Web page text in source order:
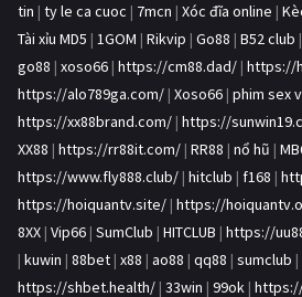
tin | ty le ca cuoc | 7mcn | Xóc đĩa online |
Tài xỉu MD5 | 1GOM | Rikvip | Go88 | B52 club |
go88 | xoso66 | https://cm88.dad/ | https://
https://alo789ga.com/ | Xoso66 | phim sex
https://xx88brand.com/ | https://
XX88 | https://rr88it.com/ | RR88 | nổ hũ |
https://www.fly888.club/ | hitclub | f168 |
https://hoiquantv.site/ | https://
8XX | Vip66 | SumClub | HITCLUB | https://
| kuwin | 88bet | x88 | ao88 | qq88 | sumclub |
https://shbet.health/ | 33win | 99ok |